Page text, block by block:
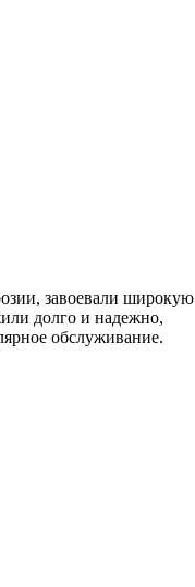
завоевали широкую
долго и надежно,
обслуживание.